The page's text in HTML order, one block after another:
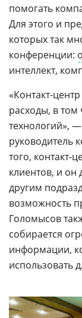
помогать
Для этого и
которых так
конференции:
интеллект,
«Контакт-
расходы, в
технологий»,
руководитель
того, контакт-
клиентов, и
другим
возможность
Голомысов
собирается
информации,
использовать